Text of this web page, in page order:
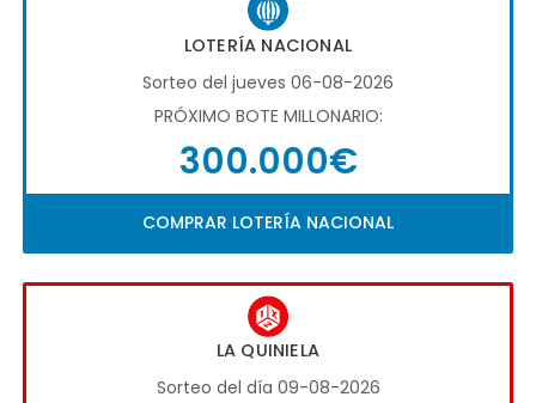
LOTERÍA NACIONAL
Sorteo del jueves 06-08-2026
PRÓXIMO BOTE MILLONARIO:
300.000€
COMPRAR LOTERÍA NACIONAL
LA QUINIELA
Sorteo del día 09-08-2026